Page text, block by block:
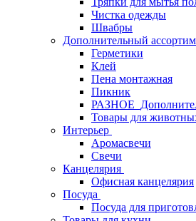
Чистка одежды
Швабры
Дополнительный
Герметики
Клей
Пена монтажная
Пикник
Товары для
Интерьер
Аромасвечи
Свечи
Канцелярия
Офисная канцелярия
Посуда
Посуда для